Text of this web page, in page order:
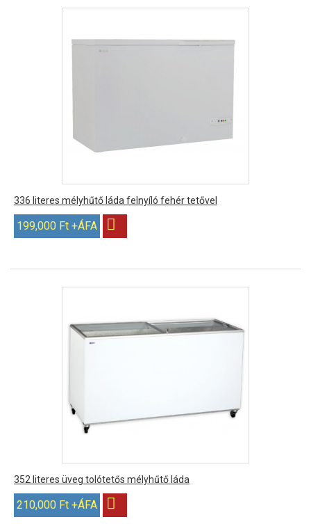
336 literes mélyhűtő láda felnyíló fehér tetővel
199,000 Ft +ÁFA
352 literes üveg tolótetős mélyhűtő láda
210,000 Ft +ÁFA